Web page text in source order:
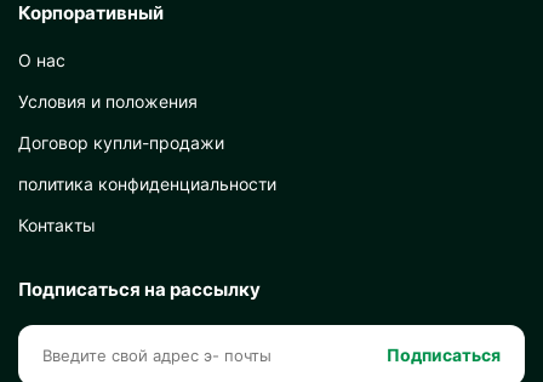
Корпоративный
О нас
Условия и положения
Договор купли-продажи
политика конфиденциальности
Контакты
Подписаться на рассылку
Подписаться